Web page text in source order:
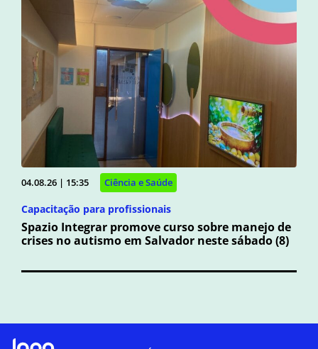
04.08.26 | 15:35 Ciência e Saúde
Capacitação para profissionais
Spazio Integrar promove curso sobre manejo de
crises no autismo em Salvador neste sábado (8)